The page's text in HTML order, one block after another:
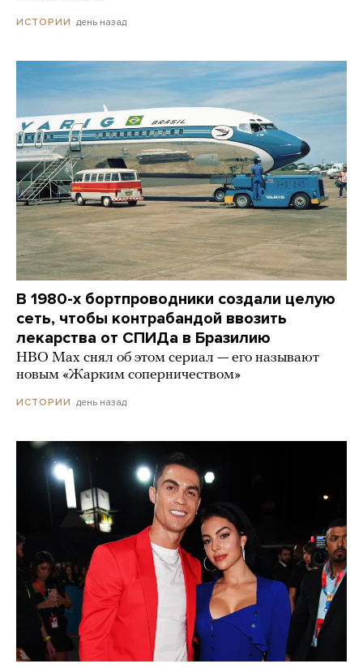
ИСТОРИИ день назад
В 1980-х бортпроводники создали целую
сеть, чтобы контрабандой ввозить
лекарства от СПИДа в Бразилию
HBO Max снял об этом сериал — его называют
новым «Жарким соперничеством»
ИСТОРИИ день назад